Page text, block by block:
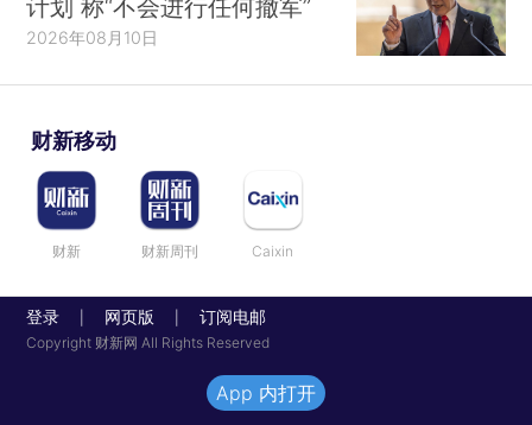
计划 称“不会进行任何撤军”
2026年08月10日
财新移动
财新 财新周刊 Caixin
登录 网页版 订阅电邮
Copyright 财新网 All Rights Reserved
App 内打开